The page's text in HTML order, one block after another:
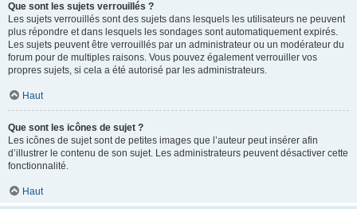
Que sont les sujets verrouillés ?
Les sujets verrouillés sont des sujets dans lesquels les utilisateurs ne peuvent
plus répondre et dans lesquels les sondages sont automatiquement expirés.
Les sujets peuvent être verrouillés par un administrateur ou un modérateur du
forum pour de multiples raisons. Vous pouvez également verrouiller vos
propres sujets, si cela a été autorisé par les administrateurs.
Haut
Que sont les icônes de sujet ?
Les icônes de sujet sont de petites images que l’auteur peut insérer afin
d’illustrer le contenu de son sujet. Les administrateurs peuvent désactiver cette
fonctionnalité.
Haut